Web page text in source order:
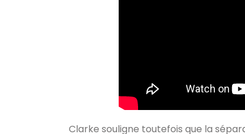
Clarke souligne toutefois que la